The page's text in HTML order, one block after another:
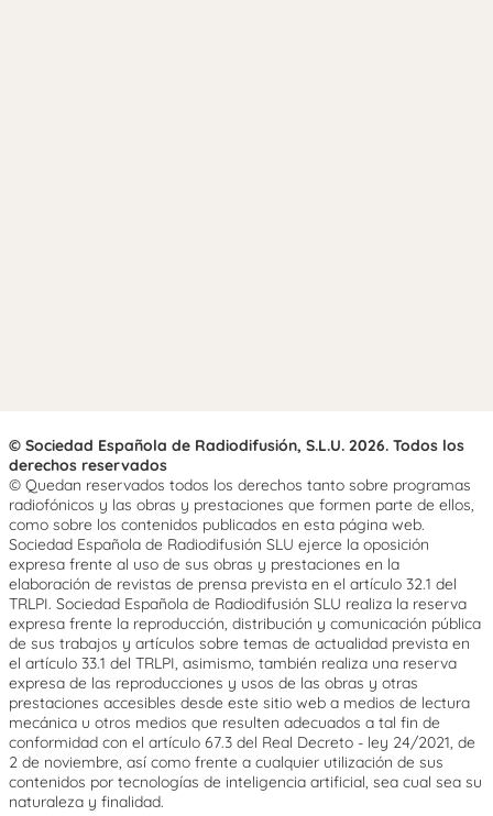
© Sociedad Española de Radiodifusión, S.L.U. 2026. Todos los
derechos reservados
© Quedan reservados todos los derechos tanto sobre programas
radiofónicos y las obras y prestaciones que formen parte de ellos,
como sobre los contenidos publicados en esta página web.
Sociedad Española de Radiodifusión SLU ejerce la oposición
expresa frente al uso de sus obras y prestaciones en la
elaboración de revistas de prensa prevista en el artículo 32.1 del
TRLPI. Sociedad Española de Radiodifusión SLU realiza la reserva
expresa frente la reproducción, distribución y comunicación pública
de sus trabajos y artículos sobre temas de actualidad prevista en
el artículo 33.1 del TRLPI, asimismo, también realiza una reserva
expresa de las reproducciones y usos de las obras y otras
prestaciones accesibles desde este sitio web a medios de lectura
mecánica u otros medios que resulten adecuados a tal fin de
conformidad con el artículo 67.3 del Real Decreto - ley 24/2021, de
2 de noviembre, así como frente a cualquier utilización de sus
contenidos por tecnologías de inteligencia artificial, sea cual sea su
naturaleza y finalidad.